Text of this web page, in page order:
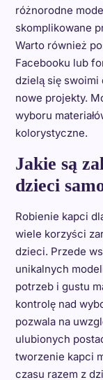
różnorodne
skomplikowane
Warto również
Facebooku lub
dzielą się swoimi
nowe projekty.
wyboru
kolorystyczne.
Jakie są
dzieci
Robienie kapci
wiele korzyści
dzieci. Przede
unikalnych
potrzeb i gustu
kontrolę nad
pozwala na
ulubionych
tworzenie kapci
czasu razem z